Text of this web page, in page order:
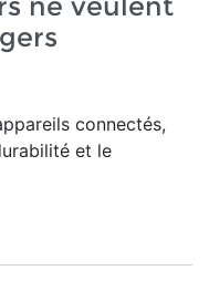
connectés,
et le